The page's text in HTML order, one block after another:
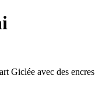
Giclée avec des